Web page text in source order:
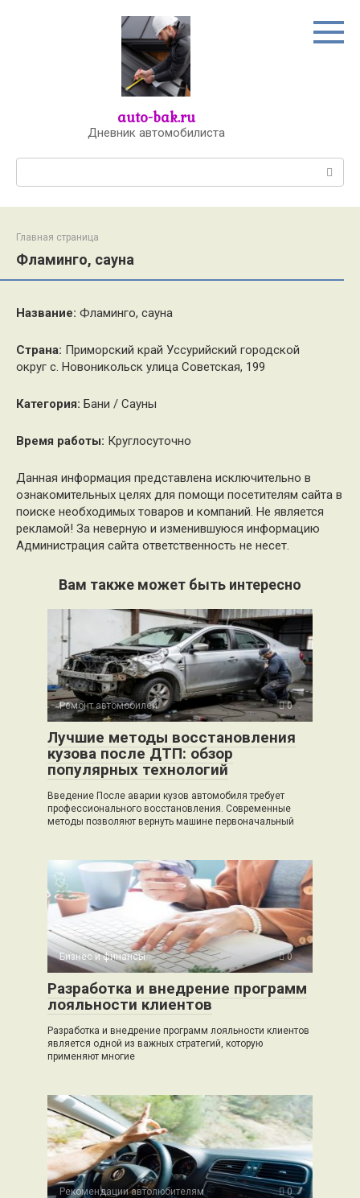
auto-bak.ru
Дневник автомобилиста
Главная страница
Фламинго, сауна
Название: Фламинго, сауна
Страна: Приморский край Уссурийский городской
округ с. Новоникольск улица Советская, 199
Категория: Бани / Сауны
Время работы: Круглосуточно
Данная информация представлена исключительно в
ознакомительных целях для помощи посетителям сайта в
поиске необходимых товаров и компаний. Не является
рекламой! За неверную и изменившуюся информацию
Администрация сайта ответственность не несет.
Вам также может быть интересно
Ремонт автомобилей 0
Лучшие методы восстановления
кузова после ДТП: обзор
популярных технологий
Введение После аварии кузов автомобиля требует
профессионального восстановления. Современные
методы позволяют вернуть машине первоначальный
Бизнес и финансы 0
Разработка и внедрение программ
лояльности клиентов
Разработка и внедрение программ лояльности клиентов
является одной из важных стратегий, которую
применяют многие
Рекомендации автолюбителям 0